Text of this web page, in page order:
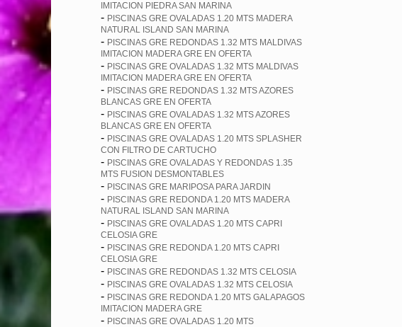
IMITACION PIEDRA SAN MARINA
- PISCINAS GRE OVALADAS 1.20 MTS MADERA
NATURAL ISLAND SAN MARINA
- PISCINAS GRE REDONDAS 1.32 MTS MALDIVAS
IMITACION MADERA GRE EN OFERTA
- PISCINAS GRE OVALADAS 1.32 MTS MALDIVAS
IMITACION MADERA GRE EN OFERTA
- PISCINAS GRE REDONDAS 1.32 MTS AZORES
BLANCAS GRE EN OFERTA
- PISCINAS GRE OVALADAS 1.32 MTS AZORES
BLANCAS GRE EN OFERTA
- PISCINAS GRE OVALADAS 1.20 MTS SPLASHER
CON FILTRO DE CARTUCHO
- PISCINAS GRE OVALADAS Y REDONDAS 1.35
MTS FUSION DESMONTABLES
- PISCINAS GRE MARIPOSA PARA JARDIN
- PISCINAS GRE REDONDA 1.20 MTS MADERA
NATURAL ISLAND SAN MARINA
- PISCINAS GRE OVALADAS 1.20 MTS CAPRI
CELOSIA GRE
- PISCINAS GRE REDONDA 1.20 MTS CAPRI
CELOSIA GRE
- PISCINAS GRE REDONDAS 1.32 MTS CELOSIA
- PISCINAS GRE OVALADAS 1.32 MTS CELOSIA
- PISCINAS GRE REDONDA 1.20 MTS GALAPAGOS
IMITACION MADERA GRE
- PISCINAS GRE OVALADAS 1.20 MTS